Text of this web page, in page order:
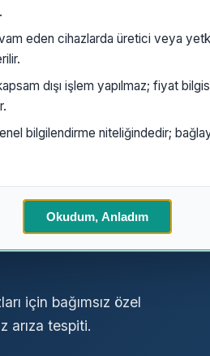
eden cihazlarda üretici veya
dışı işlem yapılmaz; fiyat
bilgilendirme niteliğindedir;
Okudum, Anladım
Özel
için bağımsız özel
arıza tespiti.